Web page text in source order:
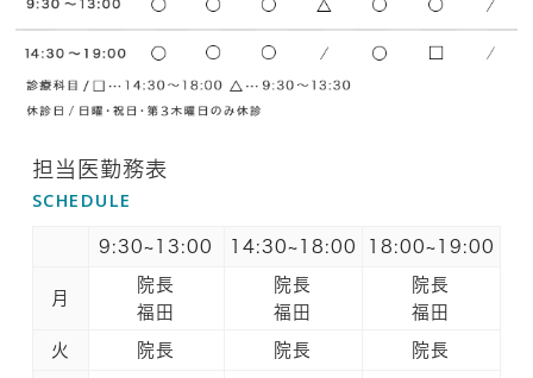
担当医勤務表
SCHEDULE
9:30~13:00 14:30~18:00 18:00~19:00
月
院長
福田
院長
福田
院長
福田
火 院長 院長 院長